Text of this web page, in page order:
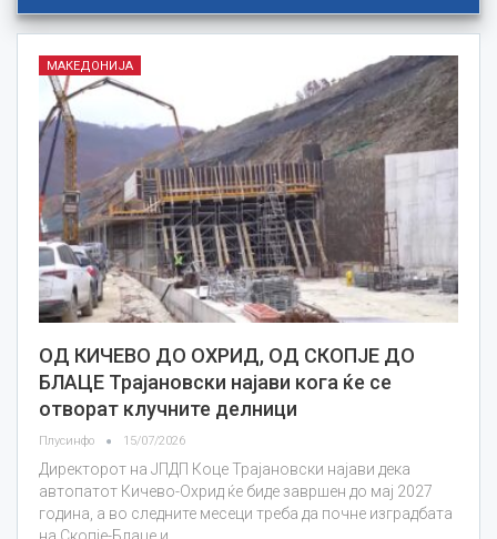
МАКЕДОНИЈА
ОД КИЧЕВО ДО ОХРИД, ОД СКОПЈЕ ДО
БЛАЦЕ Трајановски најави кога ќе се
отворат клучните делници
Плусинфо 15/07/2026
Директорот на ЈПДП Коце Трајановски најави дека
автопатот Кичево-Охрид ќе биде завршен до мај 2027
година, а во следните месеци треба да почне изградбата